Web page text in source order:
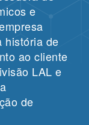
e
história de
ao cliente
LAL e
de